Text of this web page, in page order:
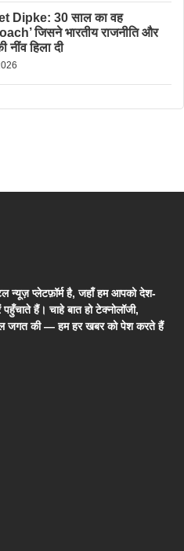
Dipke: 30 साल का वह
जिसने भारतीय राजनीति और
नींव हिला दी
प्लेटफ़ॉर्म है, जहाँ हम आपको देश-
हैं। चाहे बात हो टेक्नोलॉजी,
जगत की — हम हर खबर को पेश करते हैं